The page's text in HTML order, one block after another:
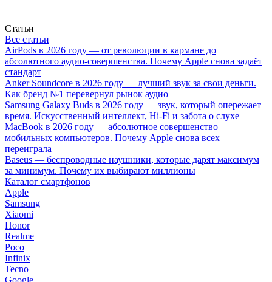
Статьи
Все статьи
AirPods в 2026 году — от революции в кармане до
абсолютного аудио-совершенства. Почему Apple снова задаёт
стандарт
Anker Soundcore в 2026 году — лучший звук за свои деньги.
Как бренд №1 перевернул рынок аудио
Samsung Galaxy Buds в 2026 году — звук, который опережает
время. Искусственный интеллект, Hi-Fi и забота о слухе
MacBook в 2026 году — абсолютное совершенство
мобильных компьютеров. Почему Apple снова всех
переиграла
Baseus — беспроводные наушники, которые дарят максимум
за минимум. Почему их выбирают миллионы
Каталог смартфонов
Apple
Samsung
Xiaomi
Honor
Realme
Poco
Infinix
Tecno
Google